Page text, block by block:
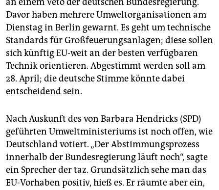
epaper login
Davor haben mehrere Umweltorganisationen am
Dienstag in Berlin gewarnt. Es geht um technische
Standards für Großfeuerungsanlagen; diese sollen
sich künftig EU-weit an der besten verfügbaren
Technik orientieren. Abgestimmt werden soll am
28. April; die deutsche Stimme könnte dabei
entscheidend sein.
Nach Auskunft des von Barbara Hendricks (SPD)
geführten Umweltministeriums ist noch offen, wie
Deutschland votiert. „Der Abstimmungsprozess
innerhalb der Bundesregierung läuft noch“, sagte
ein Sprecher der taz. Grundsätzlich sehe man das
EU-Vorhaben positiv, hieß es. Er räumte aber ein,